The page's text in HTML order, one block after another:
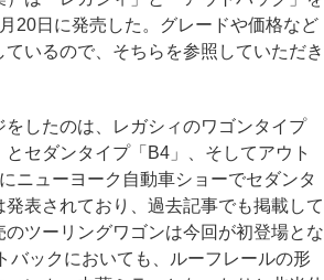
20日に発売した。グレードや価格など
いるので、そちらを参照していただき
したのは、レガシィのワゴンタイプ
とセダンタイプ「B4」、そしてアウト
ニューヨーク自動車ショーでセダンタ
表されており、過去記事でも掲載して
ツーリングワゴンは今回が初登場とな
バックにおいても、ルーフレールの形